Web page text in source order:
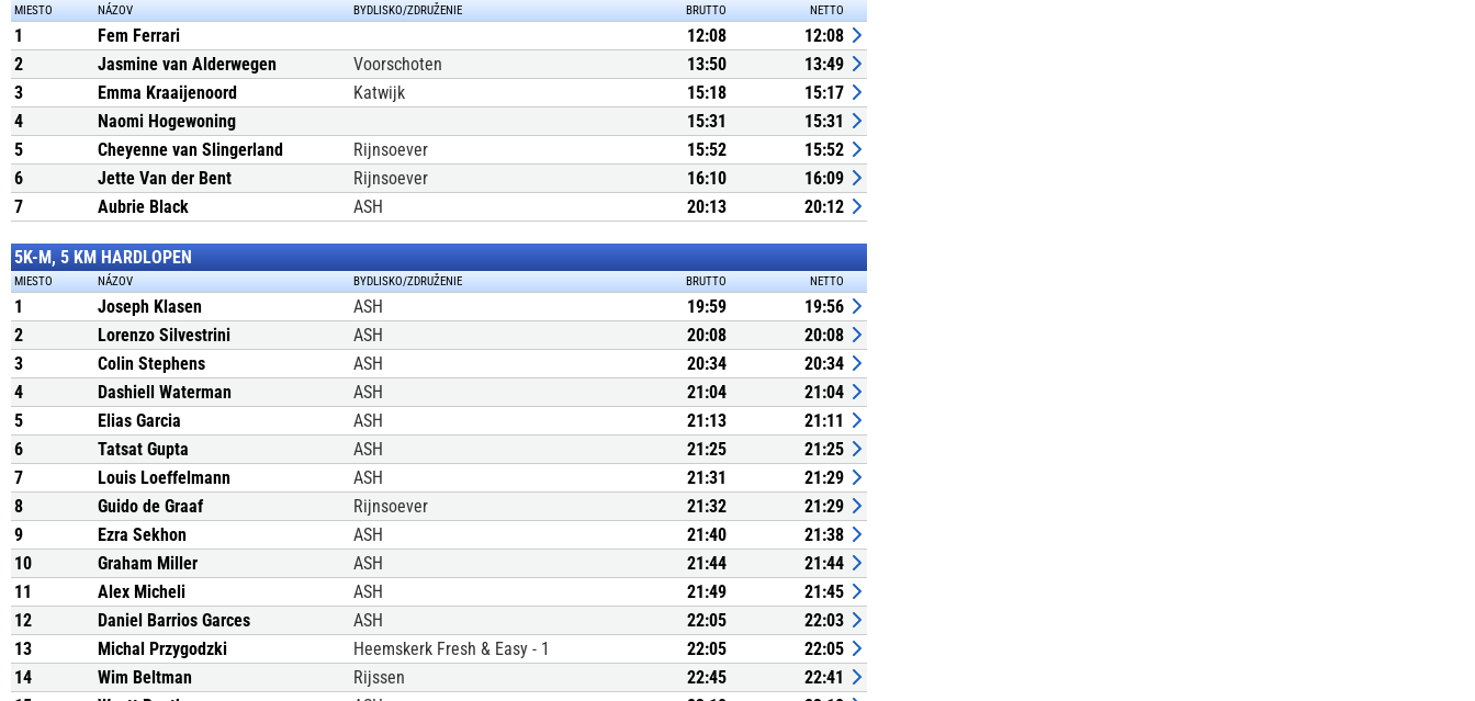
MIESTO NÁZOV BYDLISKO/ZDRUŽENIE BRUTTO NETTO
1 Fem Ferrari 12:08
12:08
2
Jasmine van Alderwegen Voorschoten 13:50
13:49
3
Emma Kraaijenoord Katwijk 15:18
15:17
4
Naomi Hogewoning 15:31
15:31
5
Cheyenne van Slingerland Rijnsoever 15:52
15:52
6
Jette Van der Bent Rijnsoever 16:10
16:09
7
Aubrie Black ASH 20:13 20:12
5K-M, 5 KM HARDLOPEN
MIESTO NÁZOV BYDLISKO/ZDRUŽENIE BRUTTO NETTO
1 Joseph Klasen ASH 19:59
19:56
2
Lorenzo Silvestrini ASH 20:08
20:08
3
Colin Stephens ASH 20:34
20:34
4
Dashiell Waterman ASH 21:04
21:04
5
Elias Garcia ASH 21:13
21:11
6
Tatsat Gupta ASH 21:25
21:25
7
Louis Loeffelmann ASH 21:31
21:29
8
Guido de Graaf Rijnsoever 21:32
21:29
9
Ezra Sekhon ASH 21:40
21:38
10
Graham Miller ASH 21:44
21:44
11
Alex Micheli ASH 21:49
21:45
12
Daniel Barrios Garces ASH 22:05
22:03
13
Michal Przygodzki Heemskerk Fresh & Easy - 1 22:05
22:05
14
Wim Beltman Rijssen 22:45
22:41